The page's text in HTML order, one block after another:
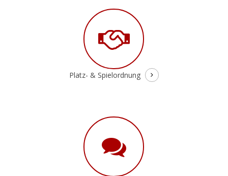
Platz- & Spielordnung